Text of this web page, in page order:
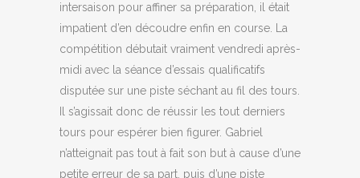
intersaison pour affiner sa préparation, il était
impatient d’en découdre enfin en course. La
compétition débutait vraiment vendredi après-
midi avec la séance d’essais qualificatifs
disputée sur une piste séchant au fil des tours.
Il s’agissait donc de réussir les tout derniers
tours pour espérer bien figurer. Gabriel
n’atteignait pas tout à fait son but à cause d’une
petite erreur de sa part, puis d’une piste